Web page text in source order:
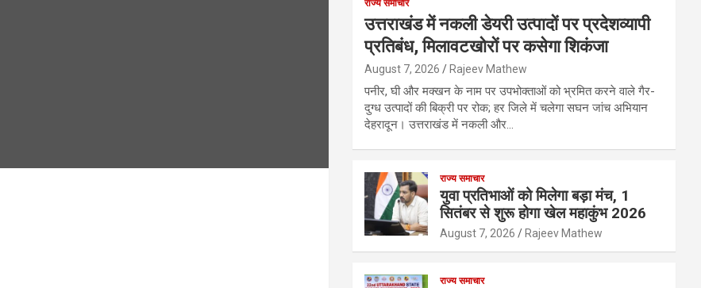
राज्य समाचार
उत्तराखंड में नकली डेयरी उत्पादों पर प्रदेशव्यापी
प्रतिबंध, मिलावटखोरों पर कसेगा शिकंजा
August 7, 2026 Rajeev Mathew
पनीर, घी और मक्खन के नाम पर उपभोक्ताओं को भ्रमित करने वाले गैर-
दुग्ध उत्पादों की बिक्री पर रोक; हर जिले में चलेगा सघन जांच अभियान
देहरादून। उत्तराखंड में नकली और…
राज्य समाचार
युवा प्रतिभाओं को मिलेगा बड़ा मंच, 1
सितंबर से शुरू होगा खेल महाकुंभ 2026
August 7, 2026 Rajeev Mathew
राज्य समाचार